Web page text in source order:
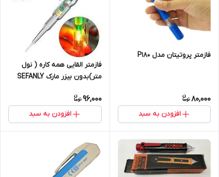
فازمتر پروتیتان مدل P180
80,000
افزودن به سبد
فازمتر القایی همه کاره ( نول
متر)بدون بیزر مارک SEFANLY
96,000
افزودن به سبد